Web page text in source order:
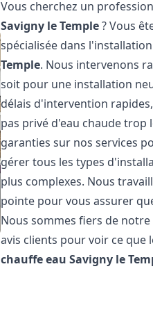
Vous cherchez un
Savigny le Temple? Vous
spécialisée dans
Temple. Nous intervenons
soit pour une installation
délais d'intervention
pas privé d'eau chaude
garanties sur nos services
gérer tous les types
plus complexes. Nous
pointe pour vous assurer
Nous sommes fiers de
avis clients pour voir ce que
chauffe eau Savigny le